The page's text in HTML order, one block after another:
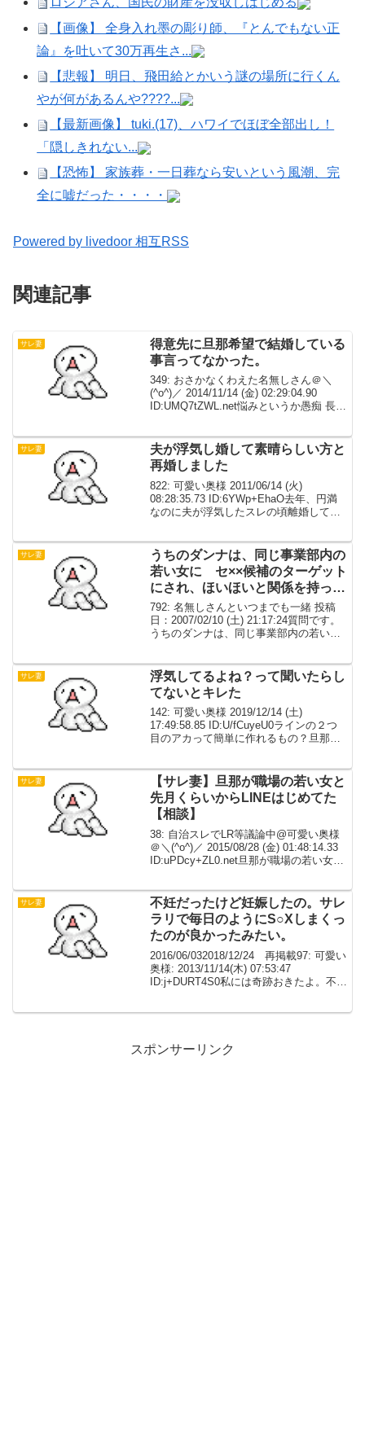
【画像】 全身入れ墨の彫り師、『とんでもない正
論』を吐いて30万再生さ...
【悲報】 明日、飛田給とかいう謎の場所に行くん
やが何があるんや????...
【最新画像】 tuki.(17)、ハワイでほぼ全部出し！
「隠しきれない...
【恐怖】 家族葬・一日葬なら安いという風潮、完
全に嘘だった・・・・
Powered by livedoor 相互RSS
関連記事
サレ妻
得意先に旦那希望で結婚している
事言ってなかった。
349: おさかなくわえた名無しさん＠＼
(^o^)／ 2014/11/14 (金) 02:29:04.90
ID:UMQ7tZWL.net悩みというか愚痴 長文
てリビ...
サレ妻
夫が浮気し婚して素晴らしい方と
再婚しました
822: 可愛い奥様 2011/06/14 (火)
08:28:35.73 ID:6YWp+EhaO去年、円満
なのに夫が浮気したスレの頃離婚して素
歳、前奥とはﾀﾋ別です。...
サレ妻
うちのダンナは、同じ事業部内の
若い女に セ××候補のターゲット
にされ、ほいほいと関係を持った
バカです。
792: 名無しさんといつまでも一緒 投稿
日：2007/02/10 (土) 21:17:24質問です。
うちのダンナは、同じ事業部内の若い女
レたのでもう関係はしていない...
サレ妻
浮気してるよね？って聞いたらし
てないとキレた
142: 可愛い奥様 2019/12/14 (土)
17:49:58.85 ID:U/fCuyeU0ラインの２つ
目のアカって簡単に作れるもの？旦那が
ホンでラインやってな...
サレ妻
【サレ妻】旦那が職場の若い女と
先月くらいからLINEはじめてた
【相談】
38: 自治スレでLR等議論中@可愛い奥様
＠＼(^o^)／ 2015/08/28 (金) 01:48:14.33
ID:uPDcy+ZL0.net旦那が職場の若い女と
サレ妻
不妊だったけど妊娠したの。サレ
ラリで毎日のようにS○Xしまくっ
たのが良かったみたい。
2016/06/032018/12/24 再掲載97: 可愛い
奥様: 2013/11/14(木) 07:53:47
ID:j+DURT4S0私には奇跡おきたよ。不妊
スポンサーリンク